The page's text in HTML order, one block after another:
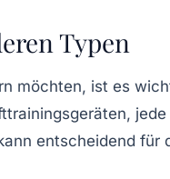
Typen
möchten, ist es
entscheidend für